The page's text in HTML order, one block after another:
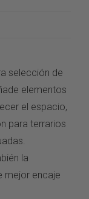
selección de
elementos
el espacio,
para terrarios
la
mejor encaje